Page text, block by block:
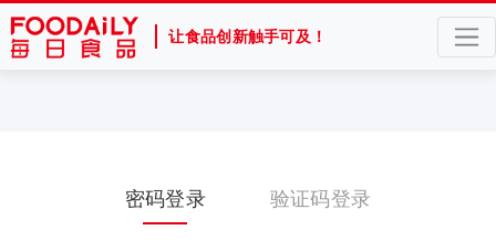
让食品创新触手可及！
密码登录 验证码登录